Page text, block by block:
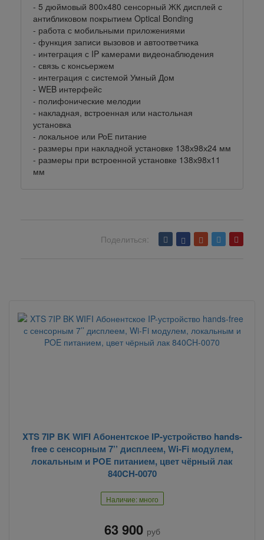
- 5 дюймовый 800х480 сенсорный ЖК дисплей с
антибликовом покрытием Optical Bonding
- работа с мобильными приложениями
- функция записи вызовов и автоответчика
- интеграция с IP камерами видеонаблюдения
- связь с консьержем
- интеграция с системой Умный Дом
- WEB интерфейс
- полифонические мелодии
- накладная, встроенная или настольная
установка
- локальное или РоЕ питание
- размеры при накладной установке 138х98х24 мм
- размеры при встроенной установке 138х98х11
мм
Поделиться:
XTS 7IP BK WIFI Абонентское IP-устройство hands-
free с сенсорным 7’’ дисплеем, Wi-Fi модулем,
локальным и POE питанием, цвет чёрный лак
840CH-0070
Наличие: много
63 900 руб